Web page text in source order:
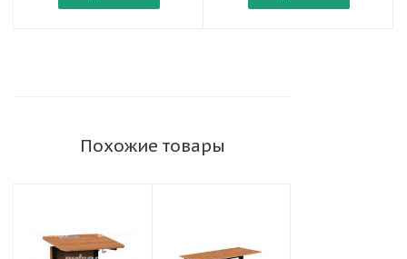
Похожие товары